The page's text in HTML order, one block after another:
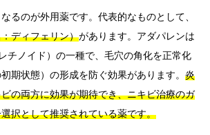
るのが外用薬です。代表的なものとして、
ディフェリン）があります。アダパレンは
チノイド）の一種で、毛穴の角化を正常化
期状態）の形成を防ぐ効果があります。 炎
の両方に効果が期待でき、ニキビ治療のガ
択として推奨されている薬です。